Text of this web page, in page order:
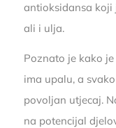
antioksidansa koji
ali i ulja.
Poznato je kako
ima upalu, a
povoljan utjecaj.
na potencijal